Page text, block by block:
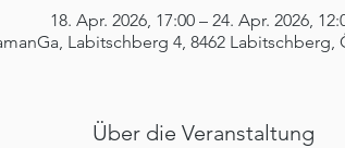
18. Apr. 2026, 17:00 – 24. Apr. 2026,
Labitschberg 4, 8462 Labitschberg,
Über die Veranstaltung